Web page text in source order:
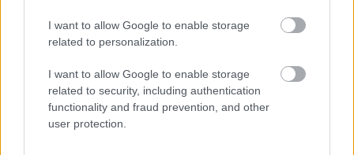
I want to allow Google to enable storage
related to personalization.
I want to allow Google to enable storage
related to security, including authentication
functionality and fraud prevention, and other
user protection.
κατηγοριοποίηση τωνξενοδοχείωνσε αστέρια, και
θα έχει ως σκοπό να βοηθά τους ταξιδιώτες να
συγκρίνουν τις επιλογές τους σε εναλλακτικά
καταλύματα. Μάλιστα είναι ήδη διαθέσιμο στην
πλατφόρμα.